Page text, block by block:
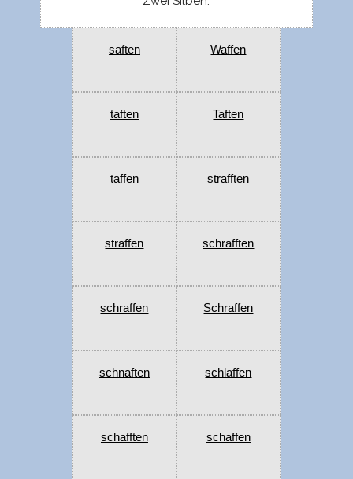
saften Waffen
taften Taften
taffen strafften
straffen schrafften
schraffen Schraffen
schnaften schlaffen
schafften schaffen